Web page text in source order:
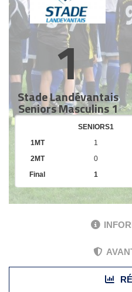
1
Stade Landévantais
Seniors Masculins 1
SENIORS1
1MT
1
2MT
0
Final
1